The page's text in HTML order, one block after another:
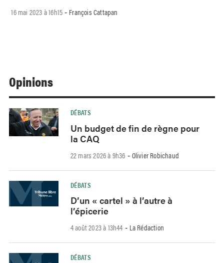
16 mai 2023 à 16h15 - François Cattapan
Opinions
DÉBATS
Un budget de fin de règne pour
la CAQ
22 mars 2026 à 9h36 - Olivier Robichaud
DÉBATS
D’un « cartel » à l’autre à
l’épicerie
4 août 2023 à 13h44 - La Rédaction
DÉBATS